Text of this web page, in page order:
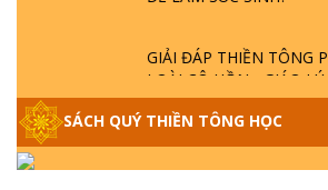
GIẢI ĐÁP THIỀN TÔNG
LOÀI CÔ HỒN - GIÁO
NÀO XUẤT BẢN
GIẢI ĐÁP THIỀN TÔNG
NGUỒN GỐC ÂM LỊCH
SÁCH QUÝ THIỀN TÔNG HỌC